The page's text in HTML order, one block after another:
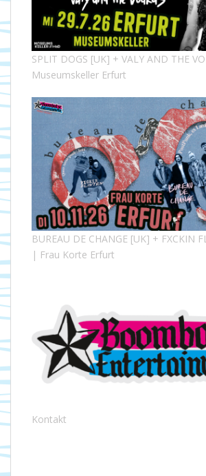
SPLIT DOGS [UK] + VALY AND THE
Museumskeller Erfurt
BUREAU DE CHANGE [UK] + FXCKIN
| Frau Korte Erfurt
Kontakt